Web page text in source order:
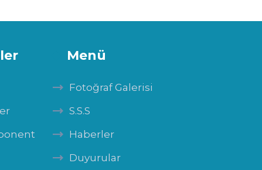
Menü
Fotoğraf Galerisi
S.S.S
Haberler
Duyurular